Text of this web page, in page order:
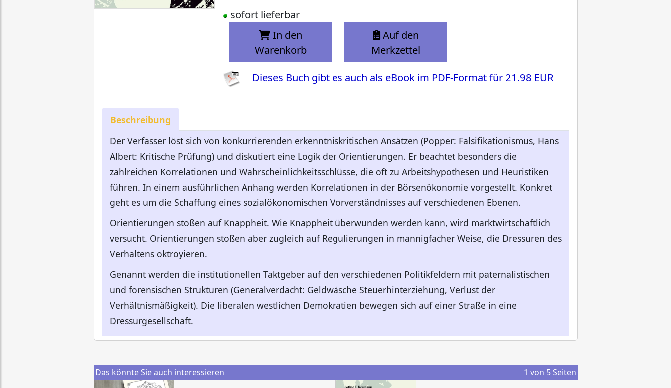
sofort lieferbar
In den
Warenkorb
Auf den
Merkzettel
Dieses Buch gibt es auch als eBook im PDF-Format für 21.98 EUR
Beschreibung
Der Verfasser löst sich von konkurrierenden erkenntniskritischen Ansätzen (Popper: Falsifikationismus, Hans
Albert: Kritische Prüfung) und diskutiert eine Logik der Orientierungen. Er beachtet besonders die
zahlreichen Korrelationen und Wahrscheinlichkeitsschlüsse, die oft zu Arbeitshypothesen und Heuristiken
führen. In einem ausführlichen Anhang werden Korrelationen in der Börsenökonomie vorgestellt. Konkret
geht es um die Schaffung eines sozialökonomischen Vorverständnisses auf verschiedenen Ebenen.
Orientierungen stoßen auf Knappheit. Wie Knappheit überwunden werden kann, wird marktwirtschaftlich
versucht. Orientierungen stoßen aber zugleich auf Regulierungen in mannigfacher Weise, die Dressuren des
Verhaltens oktroyieren.
Genannt werden die institutionellen Taktgeber auf den verschiedenen Politikfeldern mit paternalistischen
und forensischen Strukturen (Generalverdacht: Geldwäsche Steuerhinterziehung, Verlust der
Verhältnismäßigkeit). Die liberalen westlichen Demokratien bewegen sich auf einer Straße in eine
Dressurgesellschaft.
Das könnte Sie auch interessieren 1 von 5Seiten